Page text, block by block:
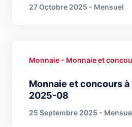
27 Octobre 2025 - Mensuel
Monnaie et concours à
2025-08
Monnaie - Monnaie et
25 Septembre 2025 -